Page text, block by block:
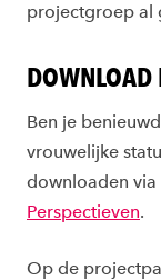
projectgroep al
DOWNLOAD
Ben je
vrouwelijke
downloaden via
Perspectieven.
Op de